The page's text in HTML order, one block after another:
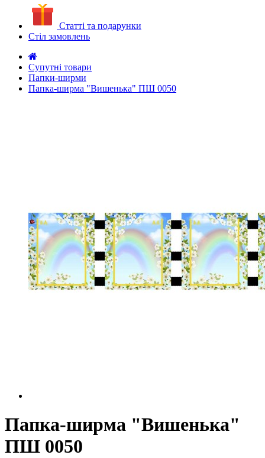
Статті та подарунки
Стіл замовлень
Супутні товари
Папки-ширми
Папка-ширма "Вишенька" ПШ 0050
Папка-ширма "Вишенька"
ПШ 0050